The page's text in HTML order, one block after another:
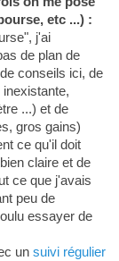
etc ...) :
j'ai
de plan de
conseils ici, de
...) et de
gros gains)
ce qu'il doit
claire et de
ce que j'avais
peu de
essayer de
un suivi régulier